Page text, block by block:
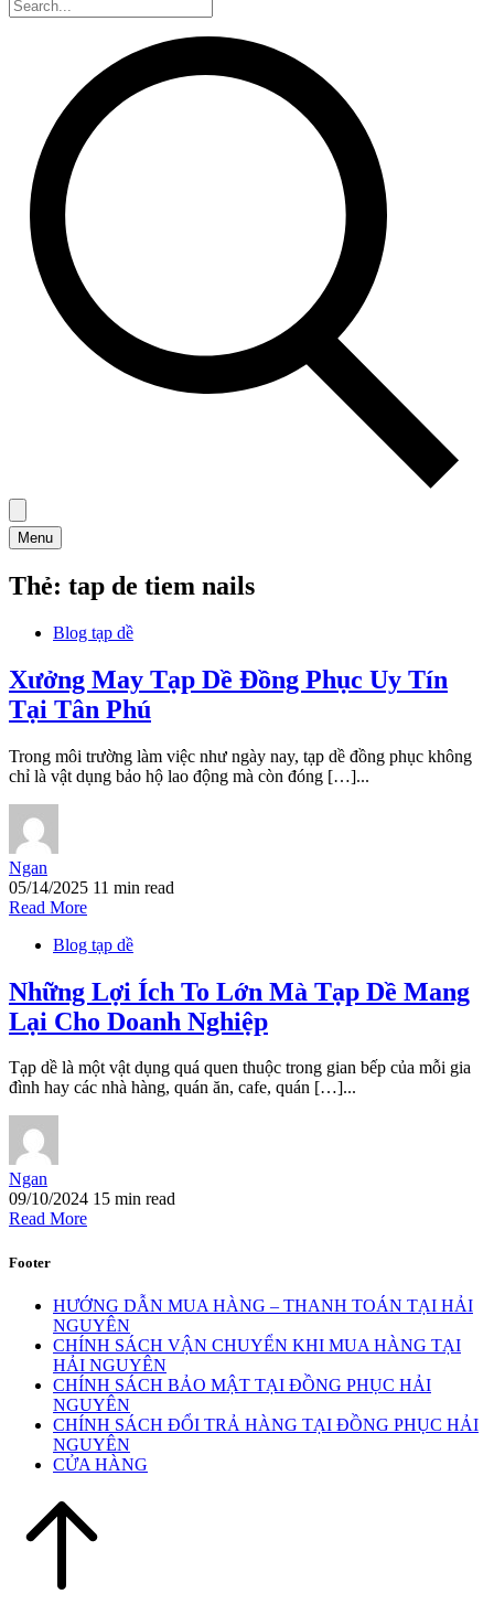
Menu
Thẻ: tap de tiem nails
Blog tạp dề
Xưởng May Tạp Dề Đồng Phục Uy Tín
Tại Tân Phú
Trong môi trường làm việc như ngày nay, tạp dề đồng phục không
chỉ là vật dụng bảo hộ lao động mà còn đóng […]...
Ngan
05/14/2025 11 min read
Read More
Blog tạp dề
Những Lợi Ích To Lớn Mà Tạp Dề Mang
Lại Cho Doanh Nghiệp
Tạp dề là một vật dụng quá quen thuộc trong gian bếp của mỗi gia
đình hay các nhà hàng, quán ăn, cafe, quán […]...
Ngan
09/10/2024 15 min read
Read More
Footer
HƯỚNG DẪN MUA HÀNG – THANH TOÁN TẠI HẢI
NGUYÊN
CHÍNH SÁCH VẬN CHUYỂN KHI MUA HÀNG TẠI
HẢI NGUYÊN
CHÍNH SÁCH BẢO MẬT TẠI ĐỒNG PHỤC HẢI
NGUYÊN
CHÍNH SÁCH ĐỔI TRẢ HÀNG TẠI ĐỒNG PHỤC HẢI
NGUYÊN
CỬA HÀNG